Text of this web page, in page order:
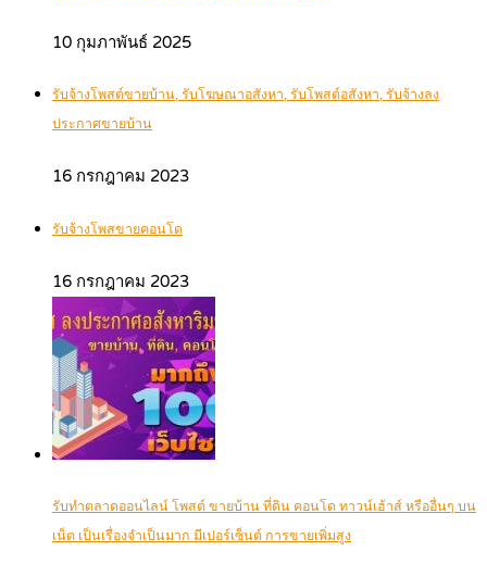
10 กุมภาพันธ์ 2025
รับจ้างโพสต์ขายบ้าน, รับโฆษณาอสังหา, รับโพสต์อสังหา, รับจ้างลง
ประกาศขายบ้าน
16 กรกฎาคม 2023
รับจ้างโพสขายคอนโด
16 กรกฎาคม 2023
รับทำตลาดออนไลน์ โพสต์ ขายบ้าน ที่ดิน คอนโด ทาวน์เฮ้าส์ หรืออื่นๆ บน
เน็ต เป็นเรื่องจำเป็นมาก มีเปอร์เซ็นต์ การขายเพิ่มสูง